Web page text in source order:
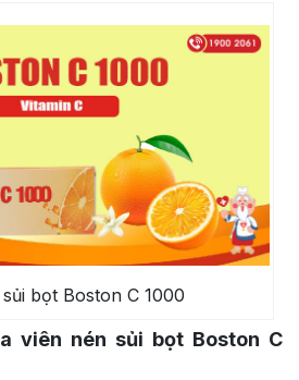
bọt Boston C 1000
viên nén sủi bọt Boston C